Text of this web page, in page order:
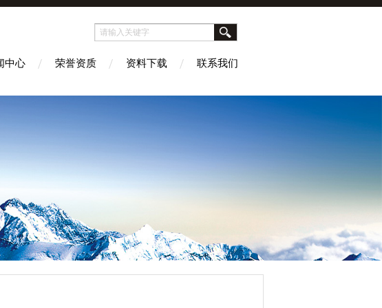
中心 荣誉资质 资料下载 联系我们